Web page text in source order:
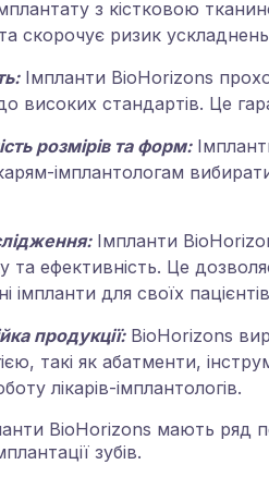
з кістковою
скорочує ризик
Імпланти BioHorizons
високих стандартів. Це
розмірів та форм:
імплантологам
Імпланти
та ефективність. Це
імпланти для своїх
продукції:BioHorizons
такі як абатменти,
лікарів-імплантологів.
BioHorizons мають ряд
зубів.